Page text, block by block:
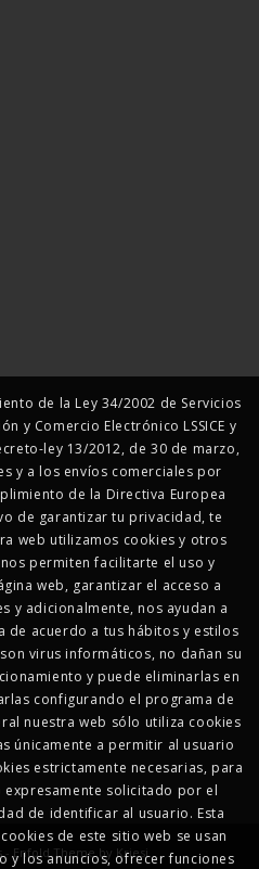
-Enfold Theme by Kriesi
de la Ley 34/2002 de Servicios
y Comercio Electrónico LSSICE y
ley 13/2012, de 30 de marzo,
y a los envíos comerciales por
de la Directiva Europea
de garantizar tu privacidad, te
web utilizamos cookies y otros
permiten facilitarte el uso y
web, garantizar el acceso a
y adicionalmente, nos ayudan a
de acuerdo a tus hábitos y estilos
virus informáticos, no dañan su
y puede eliminarlas en
configurando el programa de
nuestra web sólo utiliza cookies
únicamente a permitir al usuario
estrictamente necesarias, para
solicitado por el
de identificar al usuario. Esta
de este sitio web se usan
y los anuncios, ofrecer funciones